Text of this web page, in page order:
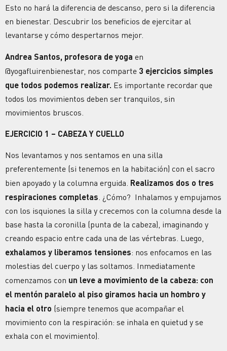
Esto no hará la diferencia de descanso, pero si la diferencia
en bienestar. Descubrir los beneficios de ejercitar al
levantarse y cómo despertarnos mejor.
Andrea Santos, profesora de yoga en
@yogafluirenbienestar, nos comparte 3 ejercicios simples
que todos podemos realizar. Es importante recordar que
todos los movimientos deben ser tranquilos, sin
movimientos bruscos.
EJERCICIO 1 – CABEZA Y CUELLO
Nos levantamos y nos sentamos en una silla
preferentemente (si tenemos en la habitación) con el sacro
bien apoyado y la columna erguida. Realizamos dos o tres
respiraciones completas . ¿Cómo? Inhalamos y empujamos
con los isquiones la silla y crecemos con la columna desde la
base hasta la coronilla (punta de la cabeza), imaginando y
creando espacio entre cada una de las vértebras. Luego,
exhalamos y liberamos tensiones: nos enfocamos en las
molestias del cuerpo y las soltamos. Inmediatamente
comenzamos con un leve a movimiento de la cabeza: con
el mentón paralelo al piso giramos hacia un hombro y
hacia el otro (siempre tenemos que acompañar el
movimiento con la respiración: se inhala en quietud y se
exhala con el movimiento).